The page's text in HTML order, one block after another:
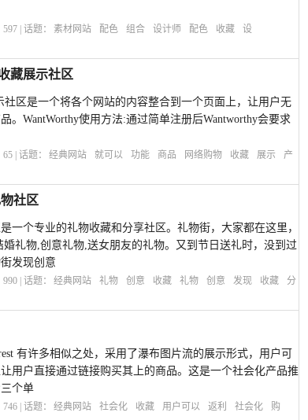
597 | 话题： 素材网站 配色 组合 设计师 配色 收藏
设
藏展示社区
社区是一个将各个网站的内容整合到一个页面上，让用户无
。WantWorthy使用方法:通过简单注册后Wantworthy会要求
65 | 话题： 经典网站 就可以 功能 商品 网络购物 收藏 展示
产
社区
一个专业的礼物收藏和分享社区。礼物街，大家都在这里，
礼物,创意礼物,送女朋友的礼物。又到节日送礼时，没到过
发现创意
990 | 话题： 经典网站 礼物 创意 收藏 礼物 创意 发现 收藏
分
有许多相似之处，采用了瀑布图片流的展示形式，用户可
用户直接通过链接购买其上的商品。这是一个社会化产品推
个单
746 | 话题： 经典网站 社会化 收藏 用户可以 返利 社会化
购